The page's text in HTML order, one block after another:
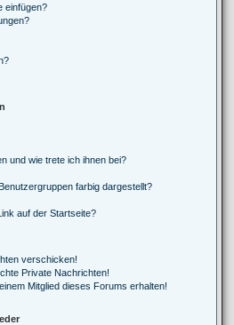
einfügen?
und wie trete ich ihnen bei?
farbig dargestellt?
auf der Startseite?
verschicken!
Private Nachrichten!
Mitglied dieses Forums erhalten!